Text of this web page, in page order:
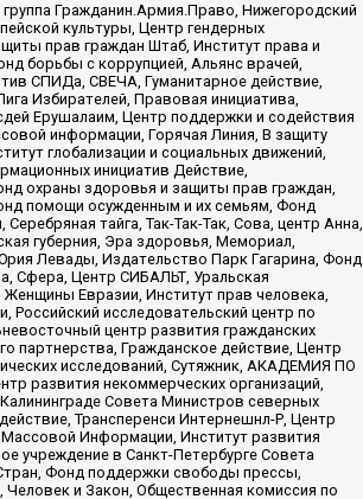
Гражданин.Армия.Право, Нижегородский
культуры, Центр гендерных
прав граждан Штаб, Институт права и
борьбы с коррупцией, Альянс врачей,
СПИДа, СВЕЧА, Гуманитарное действие,
Избирателей, Правовая инициатива,
Ерушалаим, Центр поддержки и содействия
информации, Горячая Линия, В защиту
глобализации и социальных движений,
инициатив Действие,
охраны здоровья и защиты прав граждан,
помощи осужденным и их семьям, Фонд
тайга, Так-Так-Так, Сова, центр Анна,
губерния, Эра здоровья, Мемориал,
Левады, Издательство Парк Гагарина, Фонд
Сфера, Центр СИБАЛЬТ, Уральская
Женщины Евразии, Институт прав человека,
Российский исследовательский центр по
центр развития гражданских
партнерства, Гражданское действие, Центр
исследований, Сутяжник, АКАДЕМИЯ ПО
развития некоммерческих организаций,
Совета Министров северных
Трансперенси Интернешнл-Р, Центр
Информации, Институт развития
учреждение в Санкт-Петербурге Совета
Фонд поддержки свободы прессы,
Человек и Закон, Общественная комиссия по